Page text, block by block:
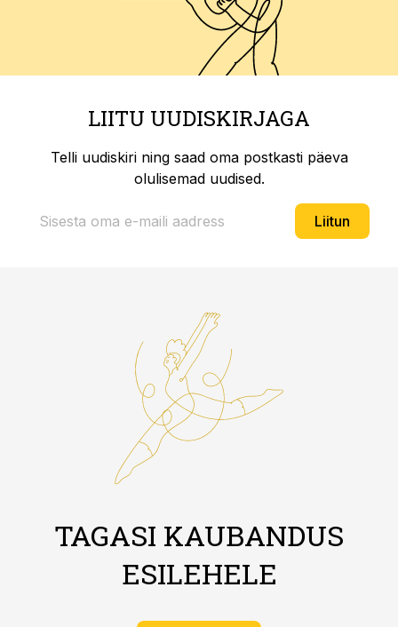
LIITU UUDISKIRJAGA
Telli uudiskiri ning saad oma postkasti päeva
olulisemad uudised.
Liitun
TAGASI KAUBANDUS
ESILEHELE